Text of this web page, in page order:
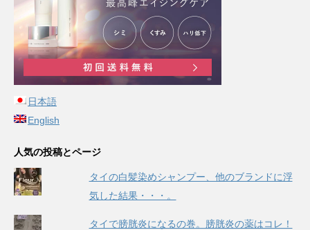
日本語
English
人気の投稿とページ
タイの白髪染めシャンプー、他のブランドに浮
気した結果・・・。
タイで膀胱炎になるの巻。膀胱炎の薬はコレ！